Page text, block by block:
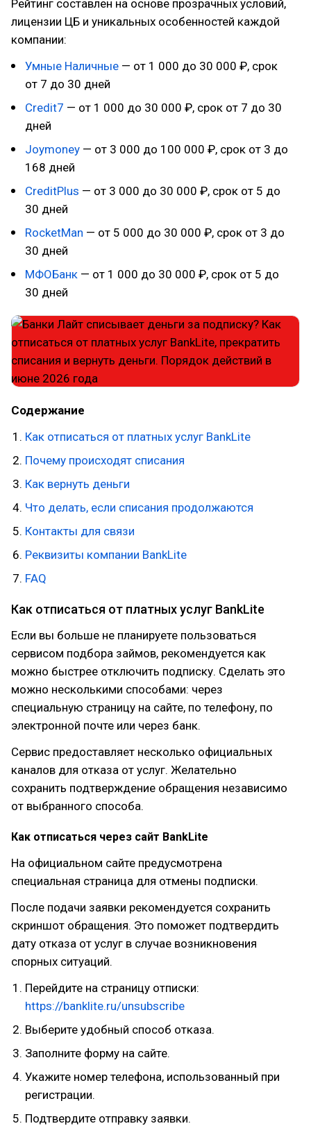
Рейтинг составлен на основе прозрачных условий,
лицензии ЦБ и уникальных особенностей каждой
компании:
Умные Наличные — от 1 000 до 30 000 ₽, срок
от 7 до 30 дней
Credit7 — от 1 000 до 30 000 ₽, срок от 7 до 30
дней
Joymoney — от 3 000 до 100 000 ₽, срок от 3 до
168 дней
CreditPlus — от 3 000 до 30 000 ₽, срок от 5 до
30 дней
RocketMan — от 5 000 до 30 000 ₽, срок от 3 до
30 дней
МФОБанк — от 1 000 до 30 000 ₽, срок от 5 до
30 дней
Содержание
Как отписаться от платных услуг BankLite
Почему происходят списания
Как вернуть деньги
Что делать, если списания продолжаются
Контакты для связи
Реквизиты компании BankLite
FAQ
Как отписаться от платных услуг BankLite
Если вы больше не планируете пользоваться
сервисом подбора займов, рекомендуется как
можно быстрее отключить подписку. Сделать это
можно несколькими способами: через
специальную страницу на сайте, по телефону, по
электронной почте или через банк.
Сервис предоставляет несколько официальных
каналов для отказа от услуг. Желательно
сохранить подтверждение обращения независимо
от выбранного способа.
Как отписаться через сайт BankLite
На официальном сайте предусмотрена
специальная страница для отмены подписки.
После подачи заявки рекомендуется сохранить
скриншот обращения. Это поможет подтвердить
дату отказа от услуг в случае возникновения
спорных ситуаций.
Перейдите на страницу отписки:
https://banklite.ru/unsubscribe
Выберите удобный способ отказа.
Заполните форму на сайте.
Укажите номер телефона, использованный при
регистрации.
Подтвердите отправку заявки.